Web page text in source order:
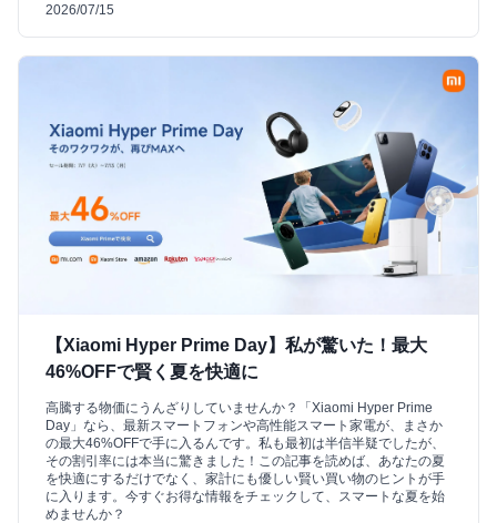
2026/07/15
【Xiaomi Hyper Prime Day】私が驚いた！最大
46%OFFで賢く夏を快適に
高騰する物価にうんざりしていませんか？「Xiaomi Hyper Prime
Day」なら、最新スマートフォンや高性能スマート家電が、まさか
の最大46%OFFで手に入るんです。私も最初は半信半疑でしたが、
その割引率には本当に驚きました！この記事を読めば、あなたの夏
を快適にするだけでなく、家計にも優しい賢い買い物のヒントが手
に入ります。今すぐお得な情報をチェックして、スマートな夏を始
めませんか？